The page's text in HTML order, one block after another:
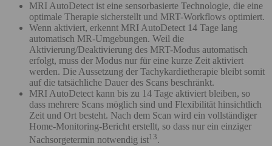
MRI AutoDetect ist eine sensorbasierte Technologie, die eine
optimale Therapie sicherstellt und MRT-Workflows optimiert.
Wenn aktiviert, erkennt MRI AutoDetect 14 Tage lang
automatisch MR-Umgebungen. Weil die
Aktivierung/Deaktivierung des MRT-Modus automatisch
erfolgt, muss der Modus nur für eine kurze Zeit aktiviert
werden. Die Aussetzung der Tachykardietherapie bleibt somit
auf die tatsächliche Dauer des Scans beschränkt.
MRI AutoDetect kann bis zu 14 Tage aktiviert bleiben, so
dass mehrere Scans möglich sind und Flexibilität hinsichtlich
Zeit und Ort besteht. Nach dem Scan wird ein vollständiger
Home-Monitoring-Bericht erstellt, so dass nur ein einziger
Nachsorgetermin notwendig ist13.